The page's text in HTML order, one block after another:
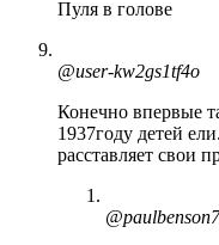
Пуля в голове
@user-kw2gs1tf4o
Конечно впервые
1937году детей
расставляет свои